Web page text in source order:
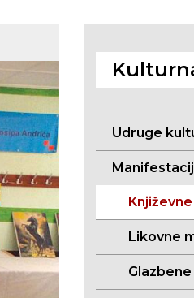
Udruge
Likovne